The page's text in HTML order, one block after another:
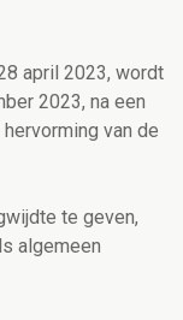
april 2023, wordt
2023, na een
van de
te geven,
algemeen